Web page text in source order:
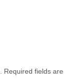
Required fields are